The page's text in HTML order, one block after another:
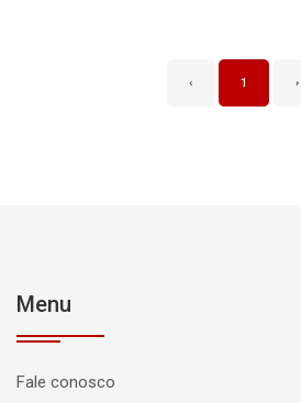
‹ 1 ›
Menu
Fale conosco